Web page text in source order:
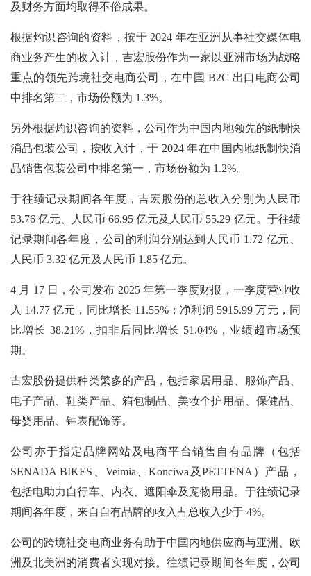
及财务方面均取得不俗成果。
根据灼识咨询的资料，按于 2024 年在亚洲从事社交媒体电
商业务产生的收入计，吉宏股份作为一家以亚洲市场为战略
重点的领先跨境社交电商公司，在中国 B2C 出口电商公司
中排名第二，市场份额为 1.3%。
另外根据灼识咨询的资料，公司作为中国内地领先的纸制快
消品包装公司，按收入计，于 2024 年在中国内地纸制快消
品销售包装公司中排名第一，市场份额为 1.2%。
于往绩记录期间各年度，吉宏股份的总收入分别为人民币
53.76 亿元、人民币 66.95 亿元及人民币 55.29 亿元。于往绩
记录期间各年度，公司的利润分别达到人民币 1.72 亿元、
人民币 3.32 亿元及人民币 1.85 亿元。
4 月 17 日，公司发布 2025 年第一季度财报，一季度营业收
入 14.77 亿元，同比增长 11.55%；净利润 5915.99 万元，同
比增长 38.21%，扣非后同比增长 51.04%，业绩超市场预
期。
吉宏股份提供种类繁多的产品，包括家居用品、服饰产品、
电子产品、鞋类产品、箱包制品、美妆个护用品、保健品、
母婴用品、钟表配饰等。
公司亦于指定品牌网站及电商平台销售自有品牌（包括
SENADA BIKES、Veimia、Konciwa及PETTENA）产品，
包括电助力自行车、内衣、遮阳伞及宠物用品。于往绩记录
期间各年度，来自自有品牌的收入占总收入少于 4%。
公司的跨境社交电商业务有助于中国内地供应商与亚洲、欧
洲及北美洲的消费者实现对接。往绩记录期间各年度，公司